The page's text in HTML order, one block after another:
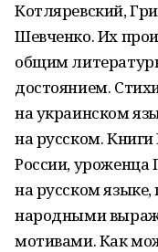
Котляревский,
Шевченко. Их
общим
достоянием.
на украинском
на русском.
России,
на русском
народными
мотивами. Как